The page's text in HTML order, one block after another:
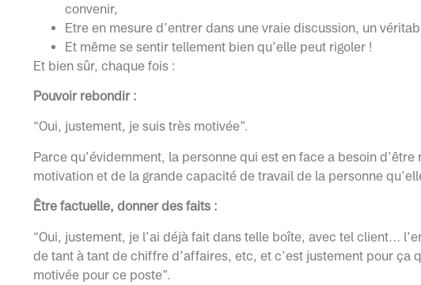
convenir,
Etre en mesure d’entrer dans une vraie discussion, un
Et même se sentir tellement bien qu’elle peut rigoler !
Et bien sûr, chaque fois :
Pouvoir rebondir :
“Oui, justement, je suis très motivée”.
Parce qu’évidemment, la personne qui est en face a besoin d’être
motivation et de la grande capacité de travail de la personne
Être factuelle, donner des faits :
“Oui, justement, je l’ai déjà fait dans telle boîte, avec tel client…
de tant à tant de chiffre d’affaires, etc, et c’est justement pour ça
motivée pour ce poste”.